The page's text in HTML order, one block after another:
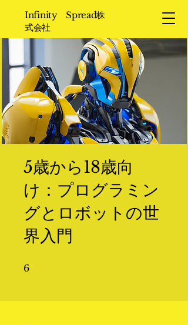
Infinity Spread株
式会社
5歳から18歳向
け：プログラミン
グとロボットの世
界入門
6